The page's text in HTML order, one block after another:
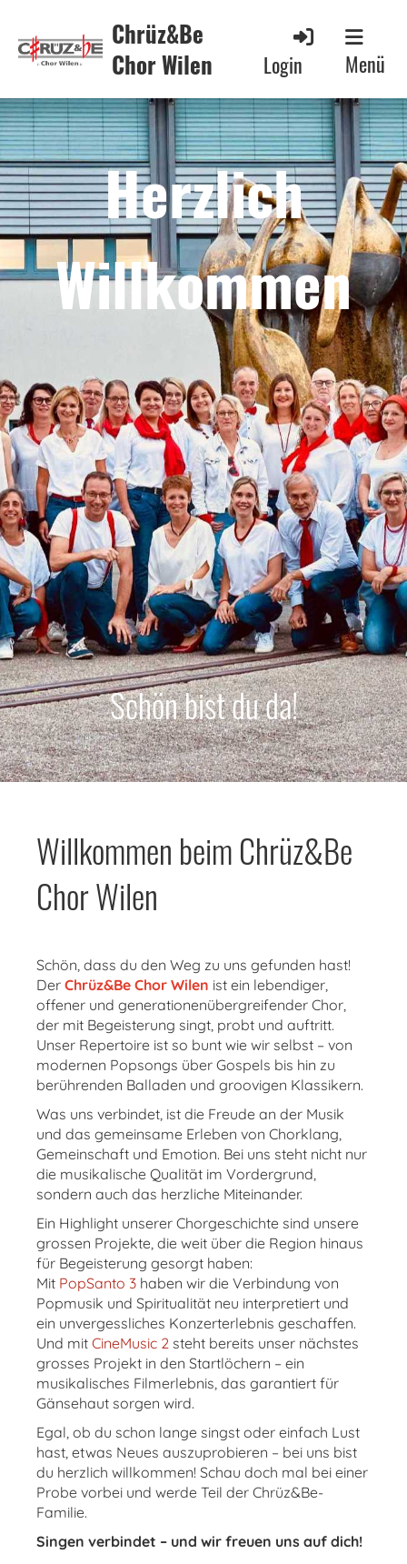
Chrüz&Be
Chor Wilen
Login Menü
Herzlich
Willkommen
Schön bist du da!
Willkommen beim Chrüz&Be
Chor Wilen
Schön, dass du den Weg zu uns gefunden hast!
Der Chrüz&Be Chor Wilen ist ein lebendiger,
offener und generationenübergreifender Chor,
der mit Begeisterung singt, probt und auftritt.
Unser Repertoire ist so bunt wie wir selbst – von
modernen Popsongs über Gospels bis hin zu
berührenden Balladen und groovigen Klassikern.
Was uns verbindet, ist die Freude an der Musik
und das gemeinsame Erleben von Chorklang,
Gemeinschaft und Emotion. Bei uns steht nicht nur
die musikalische Qualität im Vordergrund,
sondern auch das herzliche Miteinander.
Ein Highlight unserer Chorgeschichte sind unsere
grossen Projekte, die weit über die Region hinaus
für Begeisterung gesorgt haben:
Mit PopSanto 3 haben wir die Verbindung von
Popmusik und Spiritualität neu interpretiert und
ein unvergessliches Konzerterlebnis geschaffen.
Und mit CineMusic 2 steht bereits unser nächstes
grosses Projekt in den Startlöchern – ein
musikalisches Filmerlebnis, das garantiert für
Gänsehaut sorgen wird.
Egal, ob du schon lange singst oder einfach Lust
hast, etwas Neues auszuprobieren – bei uns bist
du herzlich willkommen! Schau doch mal bei einer
Probe vorbei und werde Teil der Chrüz&Be-
Familie.
Singen verbindet – und wir freuen uns auf dich!